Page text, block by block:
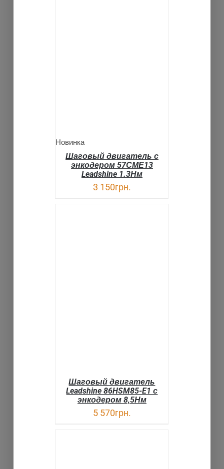
Новинка
Шаговый двигатель с
энкодером 57СМЕ13
Leadshine 1.3Нм
3 150грн.
Шаговый двигатель
Leadshine 86HSM85-E1 с
энкодером 8,5Нм
5 570грн.